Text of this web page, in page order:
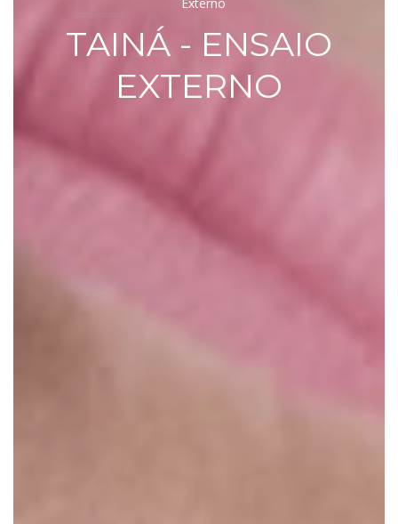
TAINÁ - ENSAIO
EXTERNO
TAINÁ
-
ENSAI
O